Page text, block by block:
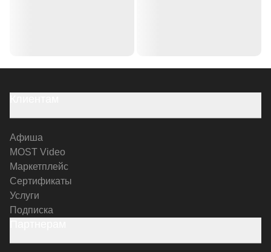
Афиша
MOST Video
Маркетплейс
Сертификаты
Услуги
Подписка